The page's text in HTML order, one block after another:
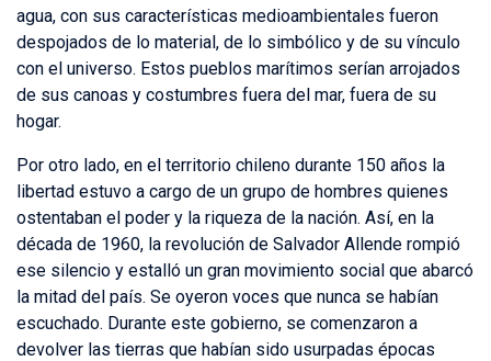
agua, con sus características medioambientales fueron
despojados de lo material, de lo simbólico y de su vínculo
con el universo. Estos pueblos marítimos serían arrojados
de sus canoas y costumbres fuera del mar, fuera de su
hogar.
Por otro lado, en el territorio chileno durante 150 años la
libertad estuvo a cargo de un grupo de hombres quienes
ostentaban el poder y la riqueza de la nación. Así, en la
década de 1960, la revolución de Salvador Allende rompió
ese silencio y estalló un gran movimiento social que abarcó
la mitad del país. Se oyeron voces que nunca se habían
escuchado. Durante este gobierno, se comenzaron a
devolver las tierras que habían sido usurpadas épocas